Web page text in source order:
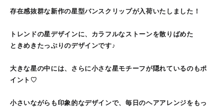
存在感抜群な新作の星型バンスクリップが入荷いたしました！
トレンドの星デザインに、カラフルなストーンを散りばめた
ときめきたっぷりのデザインです♪
大きな星の中には、さらに小さな星モチーフが隠れているのもポ
イント♡
小さいながらも印象的なデザインで、毎日のヘアアレンジをもっ